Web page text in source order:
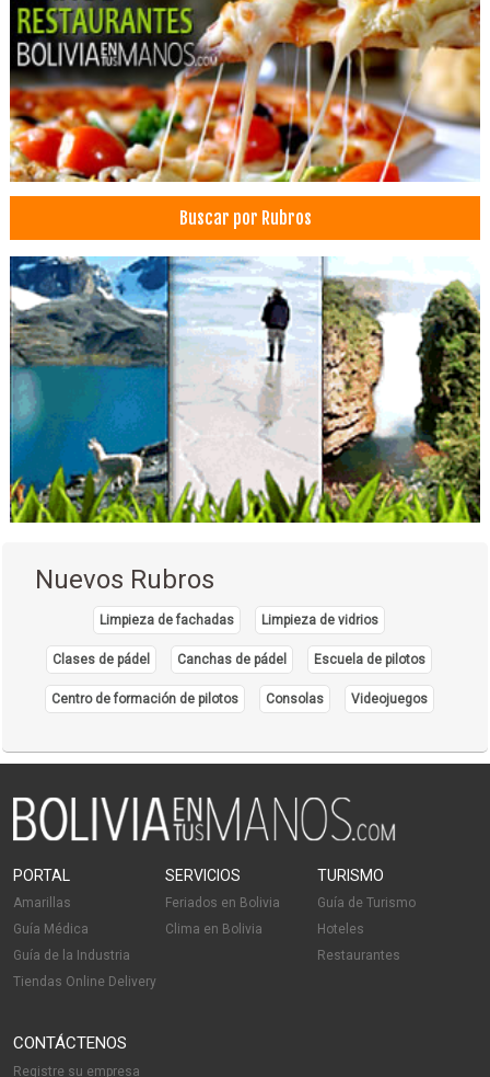
Buscar por Rubros
Nuevos Rubros
Limpieza de fachadas Limpieza de vidrios
Clases de pádel Canchas de pádel Escuela de pilotos
Centro de formación de pilotos Consolas Videojuegos
PORTAL
Amarillas
Guía Médica
Guía de la Industria
Tiendas Online Delivery
SERVICIOS
Feriados en Bolivia
Clima en Bolivia
TURISMO
Guía de Turismo
Hoteles
Restaurantes
CONTÁCTENOS
Registre su empresa